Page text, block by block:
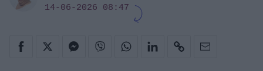
14-06-2026 08:47